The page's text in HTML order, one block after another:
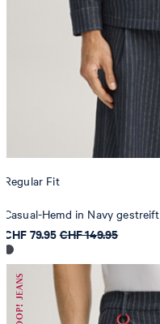
Regular Fit
Casual-Hemd in Navy gestreift
CHF 79.95CHF 149.95